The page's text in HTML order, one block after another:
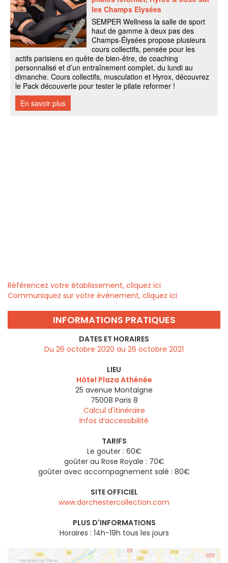
Référencez votre établissement, cliquez ici
Communiquez sur votre évènement, cliquez ici
INFORMATIONS PRATIQUES
DATES ET HORAIRES
Du 26 octobre 2020 au 26 octobre 2021
LIEU
Hôtel Plaza Athénée
25 avenue Montaigne
75008 Paris 8
Calcul d'itinéraire
Infos d’accessibilité
TARIFS
Le gouter : 60€
goûter au Rose Royale : 70€
goûter avec accompagnement salé : 80€
SITE OFFICIEL
www.dorchestercollection.com
PLUS D'INFORMATIONS
Horaires : 14h-19h tous les jours